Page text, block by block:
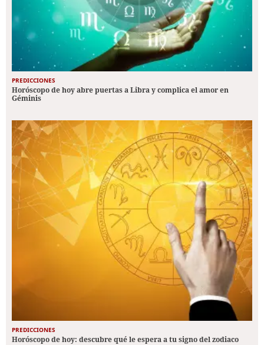
PREDICCIONES
Horóscopo de hoy abre puertas a Libra y complica el amor en
Géminis
PREDICCIONES
Horóscopo de hoy: descubre qué le espera a tu signo del zodiaco